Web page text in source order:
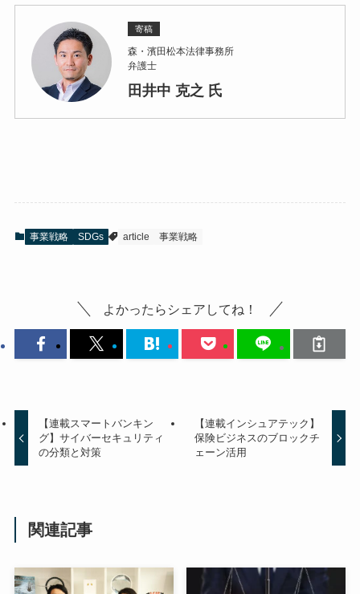
寄稿
森・濱田松本法律事務所
弁護士
田井中 克之 氏
事業戦略 SDGs article 事業戦略
よかったらシェアしてね！
【連載スマートバンキン
グ】サイバーセキュリティ
の分類と対策
【連載インシュアテック】
保険ビジネスのブロックチ
ェーン活用
関連記事